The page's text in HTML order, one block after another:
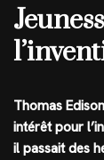
Thomas
intérêt pour
il passait des